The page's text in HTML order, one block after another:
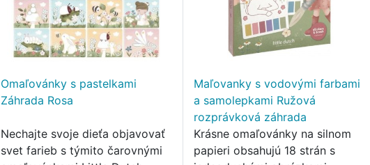
Omaľovánky s pastelkami
Záhrada Rosa
Nechajte svoje dieťa objavovať
svet farieb s týmito čarovnými
Maľovanky s vodovými farbami
a samolepkami Ružová
rozprávková záhrada
Krásne omaľovánky na silnom
papieri obsahujú 18 strán s